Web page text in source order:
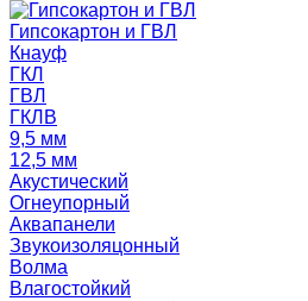
Гипсокартон и ГВЛ
Кнауф
ГКЛ
ГВЛ
ГКЛВ
9,5 мм
12,5 мм
Акустический
Огнеупорный
Аквапанели
Звукоизоляцонный
Волма
Влагостойкий